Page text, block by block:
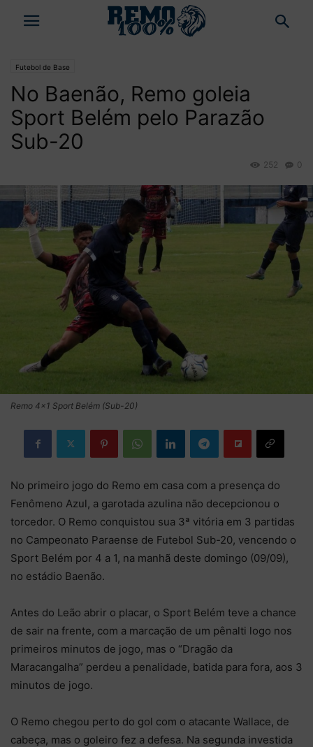
Futebol de Base
No Baenão, Remo goleia
Sport Belém pelo Parazão
Sub-20
0
252
Remo 4x1 Sport Belém (Sub-20)
No primeiro jogo do Remo em casa com a presença do
Fenômeno Azul, a garotada azulina não decepcionou o
torcedor. O Remo conquistou sua 3ª vitória em 3 partidas
no Campeonato Paraense de Futebol Sub-20, vencendo o
Sport Belém por 4 a 1, na manhã deste domingo (09/09),
no estádio Baenão.
Antes do Leão abrir o placar, o Sport Belém teve a chance
de sair na frente, com a marcação de um pênalti logo nos
primeiros minutos de jogo, mas o “Dragão da
Maracangalha” perdeu a penalidade, batida para fora, aos 3
minutos de jogo.
O Remo chegou perto do gol com o atacante Wallace, de
cabeça, mas o goleiro fez a defesa. Na segunda investida